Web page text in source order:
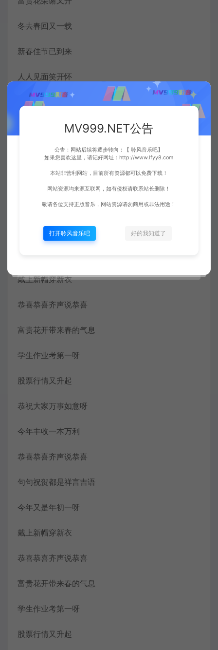
冬去春回又一载
新春佳节已到来
人人见面笑开怀
恭喜呀恭喜恭喜呀
恭喜恭喜呀恭喜你
恭喜呀恭喜恭喜呀
恭喜恭喜呀恭喜你
恭喜恭喜齐声说恭喜
句句祝贺都是祥言吉语
戴上新帽穿新衣
恭喜恭喜齐声说恭喜
富贵花开带来春的气息
学生作业考第一呀
股票行情又升起
恭祝大家万事如意呀
今年丰收一本万利
恭喜恭喜齐声说恭喜
句句祝贺都是祥言吉语
今年又是年初一呀
戴上新帽穿新衣
恭喜恭喜齐声说恭喜
富贵花开带来春的气息
学生作业考第一呀
股票行情又升起
MV999.NET公告
公告：网站后续将逐步转向：【 聆风音乐吧】
如果您喜欢这里，请记好网址：http://www.lfyy8.com
本站非营利网站，目前所有资源都可以免费下载！
网站资源均来源互联网，如有侵权请联系站长删除！
敬请各位支持正版音乐，网站资源请勿商用或非法用途！
打开聆风音乐吧 好的我知道了